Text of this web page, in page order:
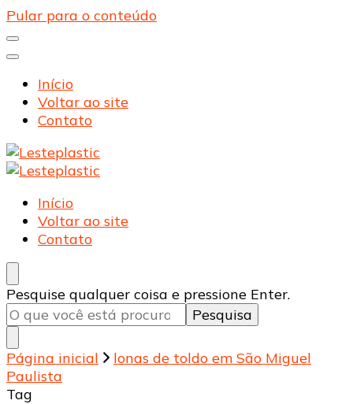
Pular para o conteúdo
Início
Voltar ao site
Contato
Lesteplastic
Blog – Lesteplastic
Lesteplastic
Blog – Lesteplastic
Início
Voltar ao site
Contato
Procurando
algo?
Pesquise qualquer coisa e pressione Enter.
Página inicial
lonas de toldo em São Miguel
Paulista
Tag